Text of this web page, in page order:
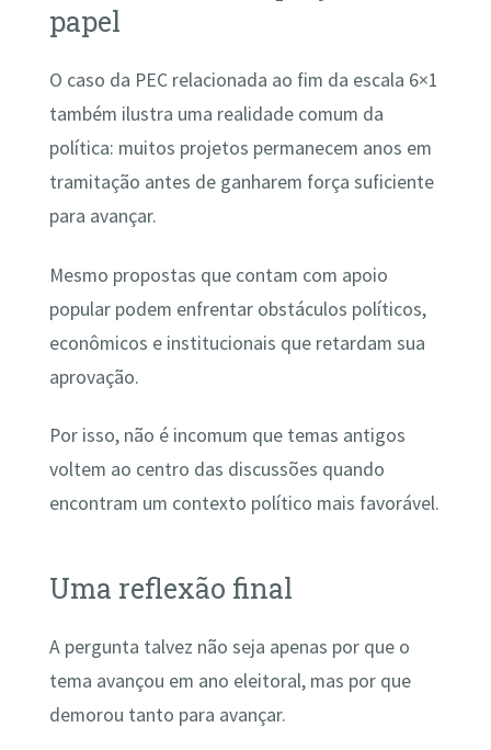
papel
O caso da PEC relacionada ao fim da escala 6×1
também ilustra uma realidade comum da
política: muitos projetos permanecem anos em
tramitação antes de ganharem força suficiente
para avançar.
Mesmo propostas que contam com apoio
popular podem enfrentar obstáculos políticos,
econômicos e institucionais que retardam sua
aprovação.
Por isso, não é incomum que temas antigos
voltem ao centro das discussões quando
encontram um contexto político mais favorável.
Uma reflexão final
A pergunta talvez não seja apenas por que o
tema avançou em ano eleitoral, mas por que
demorou tanto para avançar.